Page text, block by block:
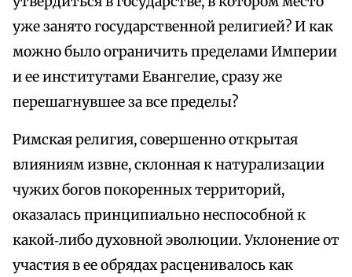
уже занято государственной религией? И как
можно было ограничить пределами Империи
и ее институтами Евангелие, сразу же
перешагнувшее за все пределы?
Римская религия, совершенно открытая
влияниям извне, склонная к натурализации
чужих богов покоренных территорий,
оказалась принципиально неспособной к
какой‑либо духовной эволюции. Уклонение от
участия в ее обрядах расценивалось как